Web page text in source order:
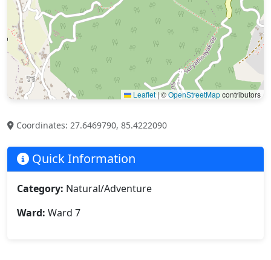
Leaflet | ©OpenStreetMapcontributors
Coordinates: 27.6469790, 85.4222090
Quick Information
Category: Natural/Adventure
Ward: Ward 7